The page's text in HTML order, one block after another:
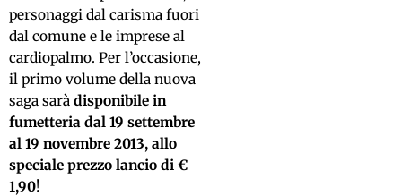
personaggi dal carisma fuori
dal comune e le imprese al
cardiopalmo. Per l’occasione,
il primo volume della nuova
saga sarà disponibile in
fumetteria dal 19 settembre
al 19 novembre 2013, allo
speciale prezzo lancio di €
1,90!